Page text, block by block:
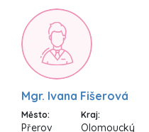
Mgr. Ivana Fišerová
Město:
Přerov
Kraj:
Olomoucký